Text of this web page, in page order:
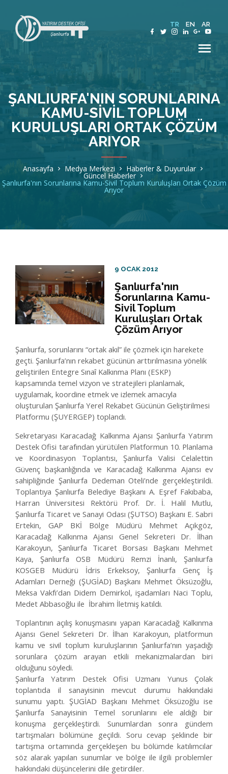
TR EN AR
Hakkımızda
Şanlıurfa
Sektörler
Yatırım Haritası
İletişim
ŞANLIURFA'NIN SORUNLARINA
KAMU-SIVIL TOPLUM
KURULUŞLARI ORTAK ÇÖZÜM
ARIYOR
Anasayfa Medya Merkezi Haberler & Duyurular
Güncel Haberler
Şanlıurfa'nın Sorunlarına Kamu-Sivil Toplum Kuruluşları Ortak Çözüm
Arıyor
9 OCAK 2012
Şanlıurfa'nın
Sorunlarına Kamu-
Sivil Toplum
Kuruluşları Ortak
Çözüm Arıyor
Şanlıurfa, sorunlarını “ortak akıl” ile çözmek için harekete
geçti. Şanlıurfa’nın rekabet gücünün arttırılmasına yönelik
geliştirilen Entegre Sınaî Kalkınma Planı (ESKP)
kapsamında temel vizyon ve stratejileri planlamak,
uygulamak, koordine etmek ve izlemek amacıyla
oluşturulan Şanlıurfa Yerel Rekabet Gücünün Geliştirilmesi
Platformu (ŞUYERGEP) toplandı.
Sekretaryası Karacadağ Kalkınma Ajansı Şanlıurfa Yatırım
Destek Ofisi tarafından yürütülen Platformun 10. Planlama
ve Koordinasyon Toplantısı, Şanlıurfa Valisi Celalettin
Güvenç başkanlığında ve Karacadağ Kalkınma Ajansı ev
sahipliğinde Şanlıurfa Dedeman Oteli’nde gerçekleştirildi.
Toplantıya Şanlıurfa Belediye Başkanı A. Eşref Fakıbaba,
Harran Üniversitesi Rektörü Prof. Dr. İ. Halil Mutlu,
Şanlıurfa Ticaret ve Sanayi Odası (ŞUTSO) Başkanı E. Sabri
Ertekin, GAP BKİ Bölge Müdürü Mehmet Açıkgöz,
Karacadağ Kalkınma Ajansı Genel Sekreteri Dr. İlhan
Karakoyun, Şanlıurfa Ticaret Borsası Başkanı Mehmet
Kaya, Şanlıurfa OSB Müdürü Remzi İnanlı, Şanlıurfa
KOSGEB Müdürü İdris Erkeksoy, Şanlıurfa Genç İş
Adamları Derneği (ŞUGİAD) Başkanı Mehmet Öksüzoğlu,
Meksa Vakfı’dan Didem Demirkol, işadamları Naci Toplu,
Medet Abbasoğlu ile İbrahim İletmiş katıldı.
Toplantının açılış konuşmasını yapan Karacadağ Kalkınma
Ajansı Genel Sekreteri Dr. İlhan Karakoyun, platformun
kamu ve sivil toplum kuruluşlarının Şanlıurfa’nın yaşadığı
sorunlara çözüm arayan etkili mekanizmalardan biri
olduğunu söyledi.
Şanlıurfa Yatırım Destek Ofisi Uzmanı Yunus Çolak
toplantıda il sanayisinin mevcut durumu hakkındaki
sunumu yaptı. ŞUGİAD Başkanı Mehmet Öksüzoğlu ise
Şanlıurfa Sanayisinin Temel sorunlarını ele aldığı bir
konuşma gerçekleştirdi. Sunumlardan sonra gündem
tartışmaları bölümüne geçildi. Soru cevap şeklinde bir
tartışma ortamında gerçekleşen bu bölümde katılımcılar
söz alarak yapılan sunumlar ve bölge ile ilgili problemler
hakkındaki düşüncelerini dile getirdiler.